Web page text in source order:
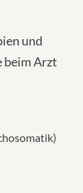
und
beim Arzt